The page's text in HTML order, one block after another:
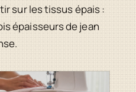
sur les tissus épais :
épaisseurs de jean